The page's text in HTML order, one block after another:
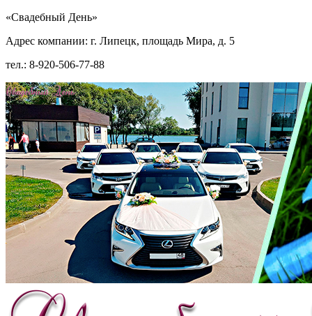
«Свадебный День»
Адрес компании: г. Липецк, площадь Мира, д. 5
тел.: 8-920-506-77-88